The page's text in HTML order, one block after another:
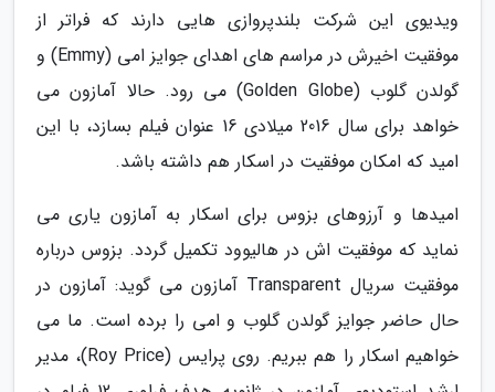
ویدیوی این شرکت بلندپروازی هایی دارند که فراتر از
موفقیت اخیرش در مراسم های اهدای جوایز امی (Emmy) و
گولدن گلوب (Golden Globe) می رود. حالا آمازون می
خواهد برای سال 2016 میلادی 16 عنوان فیلم بسازد، با این
امید که امکان موفقیت در اسکار هم داشته باشد.
امیدها و آرزوهای بزوس برای اسکار به آمازون یاری می
نماید که موفقیت اش در هالیوود تکمیل گردد. بزوس درباره
موفقیت سریال Transparent آمازون می گوید: آمازون در
حال حاضر جوایز گولدن گلوب و امی را برده است. ما می
خواهیم اسکار را هم ببریم. روی پرایس (Roy Price)، مدیر